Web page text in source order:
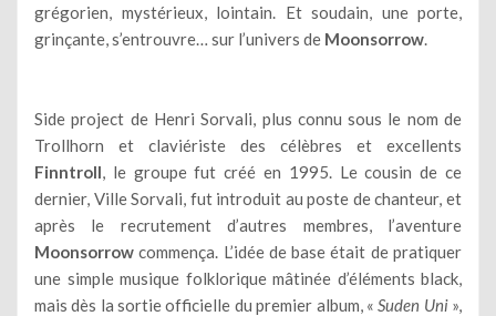
grégorien, mystérieux, lointain. Et soudain, une porte,
grinçante, s’entrouvre… sur l’univers de Moonsorrow.
Side project de Henri Sorvali, plus connu sous le nom de
Trollhorn et claviériste des célèbres et excellents
Finntroll, le groupe fut créé en 1995. Le cousin de ce
dernier, Ville Sorvali, fut introduit au poste de chanteur, et
après le recrutement d’autres membres, l’aventure
Moonsorrow commença. L’idée de base était de pratiquer
une simple musique folklorique mâtinée d’éléments black,
mais dès la sortie officielle du premier album, «Suden Uni»,